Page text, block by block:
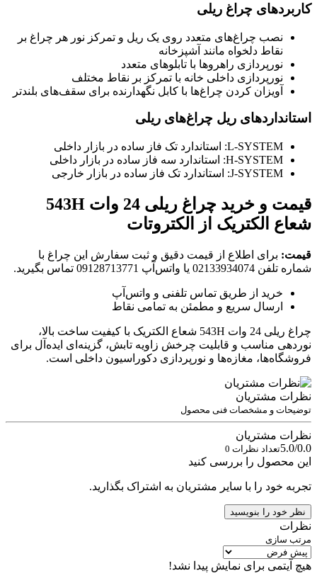
کاربردهای چراغ ریلی
نصب چراغ‌های متعدد روی یک ریل و تمرکز نور هر چراغ بر
نقاط دلخواه مانند آشپزخانه
نورپردازی راهروها با تابلوهای متعدد
نورپردازی داخلی خانه با تمرکز بر نقاط مختلف
آویزان کردن چراغ‌ها با کابل نگهدارنده برای سقف‌های بلندتر
استانداردهای ریل چراغ‌های ریلی
L-SYSTEM: استاندارد تک فاز ساده در بازار داخلی
H-SYSTEM: استاندارد سه فاز ساده در بازار داخلی
J-SYSTEM: استاندارد تک فاز ساده در بازار خارجی
قیمت و خرید چراغ ریلی 24 وات 543H
شعاع الکتریک از الکتروتات
قیمت: برای اطلاع از قیمت دقیق و ثبت سفارش این چراغ با
شماره تلفن 02133934074 یا واتس‌آپ 09128713771 تماس بگیرید.
خرید از طریق تماس تلفنی و واتس‌آپ
ارسال سریع و مطمئن به تمامی نقاط
چراغ ریلی 24 وات 543H شعاع الکتریک با کیفیت ساخت بالا،
نوردهی مناسب و قابلیت چرخش زاویه تابش، گزینه‌ای ایده‌آل برای
فروشگاه‌ها، مغازه‌ها و نورپردازی دکوراسیون داخلی است.
نظرات مشتریان
توضیحات و مشخصات فنی محصول
نظرات مشتریان
5.0/0.0تعداد نظرات 0
این محصول را بررسی کنید
تجربه خود را با سایر مشتریان به اشتراک بگذارید.
نظر خود را بنویسید
نظرات
مرتب سازی
هیچ آیتمی برای نمایش پیدا نشد!